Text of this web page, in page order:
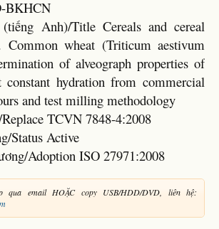
BKHCN
Anh)/Title Cereals and cereal
Common wheat (Triticum aestivum
of alveograph properties of
constant hydration from commercial
and test milling methodology
TCVN 7848-4:2008
Status Active
Adoption ISO 27971:2008
email HOẶC copy USB/HDD/DVD, liên hệ: